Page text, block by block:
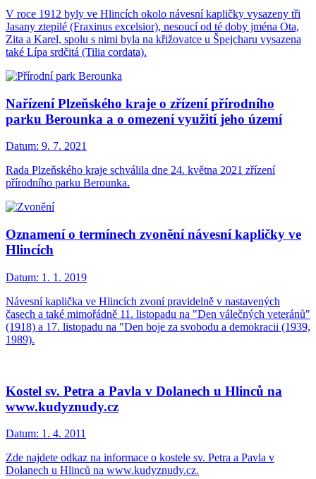
V roce 1912 byly ve Hlincích okolo návesní kapličky vysazeny tři
Jasany ztepilé (Fraxinus excelsior), nesoucí od té doby jména Ota,
Zita a Karel, spolu s nimi byla na křižovatce u Špejcharu vysazena
také Lípa srdčitá (Tilia cordata).
Nařízení Plzeňského kraje o zřízení přírodního
parku Berounka a o omezení využití jeho území
Datum: 9. 7. 2021
Rada Plzeňského kraje schválila dne 24. května 2021 zřízení
přírodního parku Berounka.
Oznamení o termínech zvonění návesní kapličky ve
Hlincích
Datum: 1. 1. 2019
Návesní kaplička ve Hlincích zvoní pravidelně v nastavených
časech a také mimořádně 11. listopadu na "Den válečných veteránů"
(1918) a 17. listopadu na "Den boje za svobodu a demokracii (1939,
1989).
Kostel sv. Petra a Pavla v Dolanech u Hlinců na
www.kudyznudy.cz
Datum: 1. 4. 2011
Zde najdete odkaz na informace o kostele sv. Petra a Pavla v
Dolanech u Hlinců na www.kudyznudy.cz.